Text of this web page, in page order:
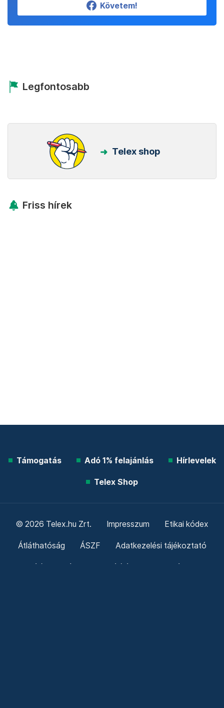
Követem!
Legfontosabb
Telex shop
Friss hírek
Támogatás Adó 1% felajánlás Hírlevelek
Telex Shop
© 2026 Telex.hu Zrt. Impresszum Etikai kódex
Átláthatóság ÁSZF Adatkezelési tájékoztató
Sütitájékoztató Süti beállítások Szabályzatok